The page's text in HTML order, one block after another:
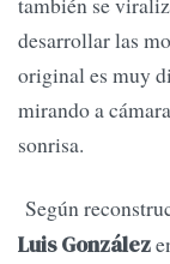
desarrollar las
original es muy
mirando a
sonrisa.
Según
Luis González